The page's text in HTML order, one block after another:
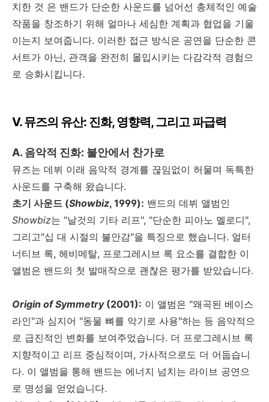
치한 것 은 밴드가 단순한 사운드를 넘어선 총체적인 예술
작품을 창조하기 위해 얼마나 세심한 계획과 협업을 기울
이는지 보여줍니다. 이러한 접근 방식은 공연을 단순한 콘
서트가 아닌, 관객을 완전히 몰입시키는 다감각적 경험으
로 승화시킵니다.
V.뮤즈의 유산: 진화,영향력,그리고 파급력
A. 음악적 진화: 불안에서 찬가로
뮤즈는 데뷔 이래 음악적 경계를 끊임없이 허물며 독특한
사운드를 구축해 왔습니다.
초기 사운드 (Showbiz, 1999): 밴드의 데뷔 앨범인
Showbiz는 "날것의 기타 리프", "단순한 피아노 멜로디",
그리고"십 대 시절의 불안감"을 특징으로 했습니다. 얼터
너티브 록, 헤비메탈, 프로그레시브 록 요소를 결합한 이
앨범은 밴드의 첫 발매작으로 괜찮은 평가를 받았습니다.
Origin of Symmetry(2001): 이 앨범은 "왜곡된 베이스
라인"과 심지어 "동물 뼈를 악기로 사용"하는 등 음악적으
로 급진적인 변화를 보여주었습니다. 더 프로그레시브 록
지향적이고 리프 중심적이며, 가사적으로도 더 어둡습니
다. 이 앨범을 통해 밴드는 에너지 넘치는 라이브 공연으
로 명성을 얻었습니다.